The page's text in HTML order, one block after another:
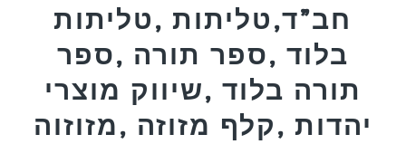
חב”ד,טליתות ,טליתות
בלוד ,ספר תורה ,ספר
תורה בלוד ,שיווק מוצרי
יהדות ,קלף מזוזה ,מזוזוה